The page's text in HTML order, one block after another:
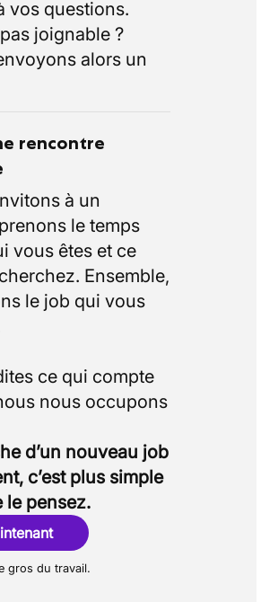
vos questions.
joignable ?
alors un
rencontre
à un
le temps
vous êtes et ce
Ensemble,
le job qui vous
ce qui compte
nous occupons
d’un nouveau job
c’est plus simple
le pensez.
gros du travail.